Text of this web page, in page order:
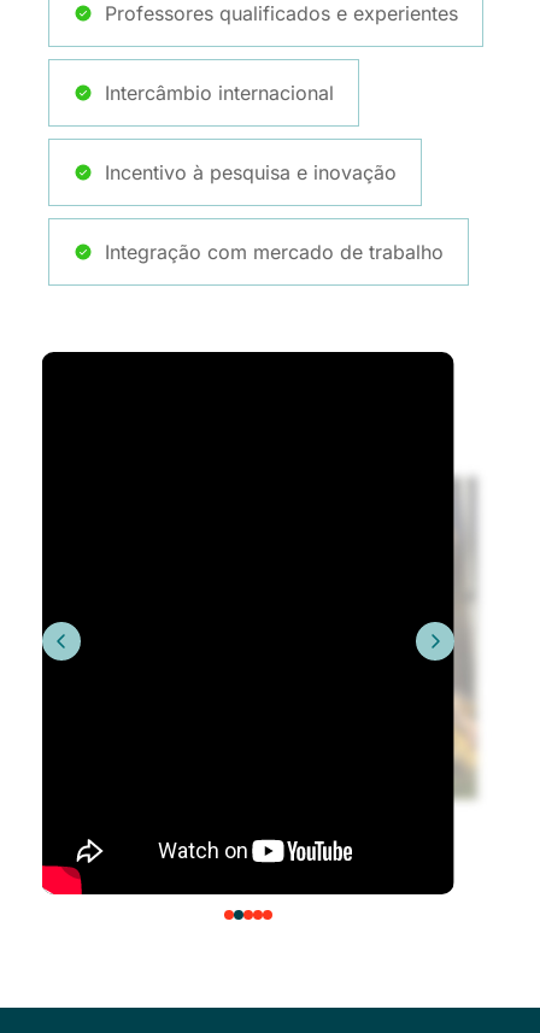
Professores qualificados e experientes
Intercâmbio internacional
Incentivo à pesquisa e inovação
Integração com mercado de trabalho